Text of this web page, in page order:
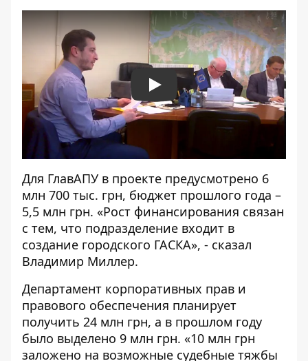
Play
Для ГлавАПУ в проекте предусмотрено 6
млн 700 тыс. грн, бюджет прошлого года –
5,5 млн грн. «Рост финансирования связан
с тем, что подразделение входит в
создание городского ГАСКА», - сказал
Владимир Миллер.
Департамент корпоративных прав и
правового обеспечения планирует
получить 24 млн грн, а в прошлом году
было выделено 9 млн грн. «10 млн грн
заложено на возможные судебные тяжбы